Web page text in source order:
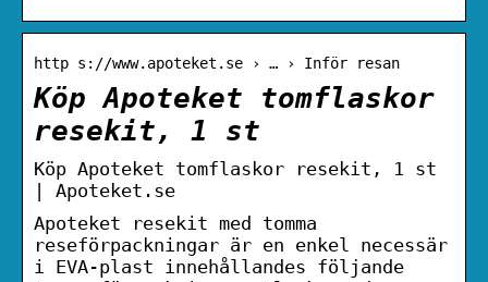
http s://www.apoteket.se › … › Inför resan
Köp Apoteket tomflaskor
resekit, 1 st
Köp Apoteket tomflaskor resekit, 1 st
| Apoteket.se
Apoteket resekit med tomma
reseförpackningar är en enkel necessär
i EVA-plast innehållandes följande